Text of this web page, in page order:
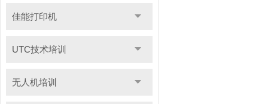
佳能打印机
UTC技术培训
无人机培训